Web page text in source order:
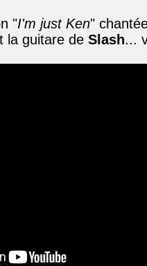
"I'm just Ken"
la guitare de Slash...